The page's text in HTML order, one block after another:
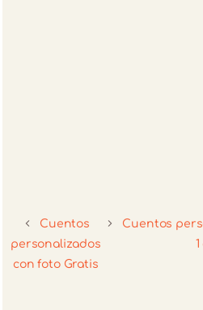
Cuentos
personalizados
con foto Gratis
Cuentos